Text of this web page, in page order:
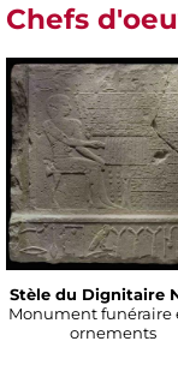
Chefs
Stèle du Dignitaire
Monument funéraire
ornements